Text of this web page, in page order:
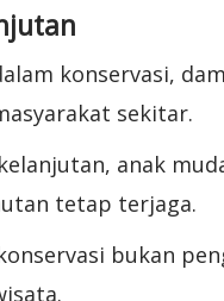
konservasi,
sekitar.
anak
tetap terjaga.
bukan